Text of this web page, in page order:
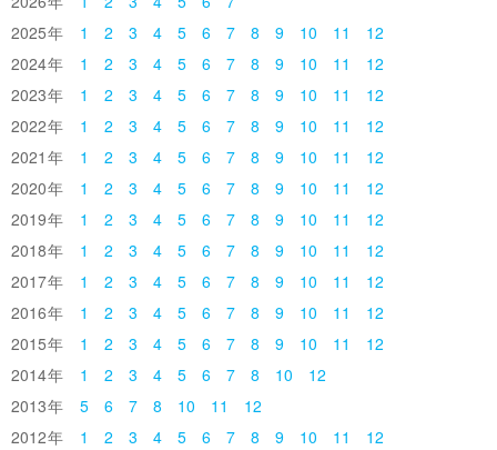
2025
1 2 3 4 5 6 7 8 9 10 11
12
2024
1 2 3 4 5 6 7 8 9 10 11
12
2023
1 2 3 4 5 6 7 8 9 10 11
12
2022
1 2 3 4 5 6 7 8 9 10 11
12
2021
1 2 3 4 5 6 7 8 9 10 11
12
2020
1 2 3 4 5 6 7 8 9 10 11
12
2019
1 2 3 4 5 6 7 8 9 10 11
12
2018
1 2 3 4 5 6 7 8 9 10 11
12
2017
1 2 3 4 5 6 7 8 9 10 11
12
2016
1 2 3 4 5 6 7 8 9 10 11
12
2015
1 2 3 4 5 6 7 8 9 10 11
12
2014
1 2 3 4 5 6 7 8 10
12
2013
5 6 7 8 10 11
12
2012
1 2 3 4 5 6 7 8 9 10 11
12